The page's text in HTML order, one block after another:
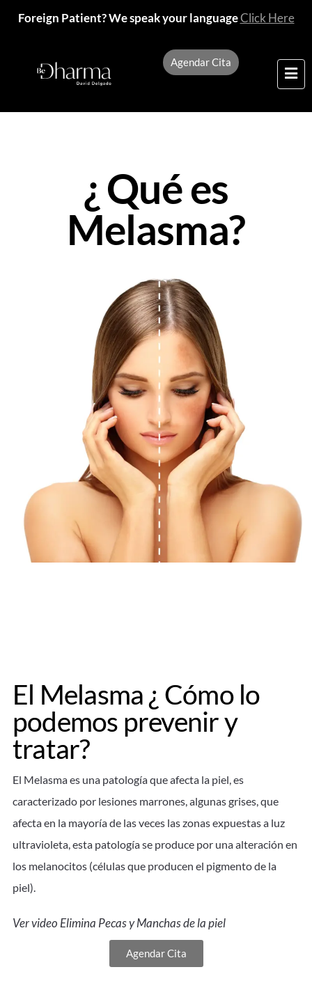
Foreign Patient? We speak your languageClick Here
Agendar Cita
¿ Qué es
Melasma?
El Melasma ¿ Cómo lo
podemos prevenir y
tratar?
El Melasma es una patología que afecta la piel, es
caracterizado por lesiones marrones, algunas grises, que
afecta en la mayoría de las veces las zonas expuestas a luz
ultravioleta, esta patología se produce por una alteración en
los melanocitos (células que producen el pigmento de la
piel).
Ver video Elimina Pecas y Manchas de la piel
Agendar Cita